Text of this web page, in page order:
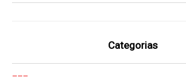
Categorias